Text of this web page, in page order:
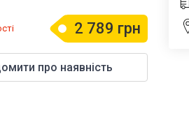
2 789 грн
про наявність